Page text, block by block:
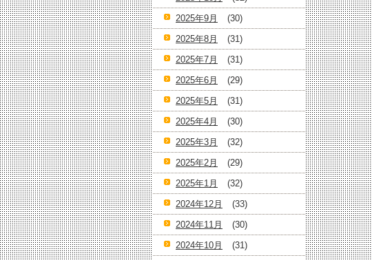
2025年9月
(30)
2025年8月
(31)
2025年7月
(31)
2025年6月
(29)
2025年5月
(31)
2025年4月
(30)
2025年3月
(32)
2025年2月
(29)
2025年1月
(32)
2024年12月
(33)
2024年11月
(30)
2024年10月
(31)